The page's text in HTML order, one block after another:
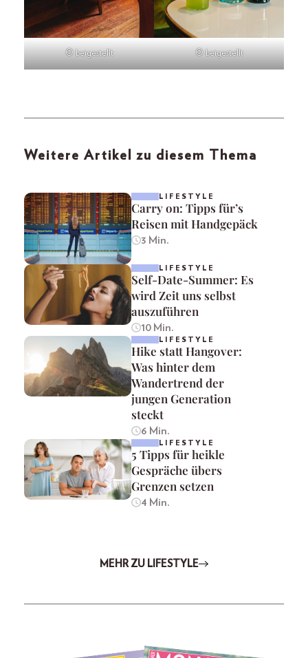
© beigestellt © beigestellt
Weitere Artikel zu diesem Thema
LIFESTYLE
Carry on: Tipps für’s
Reisen mit Handgepäck
3 Min.
LIFESTYLE
Self-Date-Summer: Es
wird Zeit uns selbst
auszuführen
10 Min.
LIFESTYLE
Hike statt Hangover:
Was hinter dem
Wandertrend der
jungen Generation
steckt
6 Min.
LIFESTYLE
5 Tipps für heikle
Gespräche übers
Grenzen setzen
4 Min.
MEHR ZU LIFESTYLE